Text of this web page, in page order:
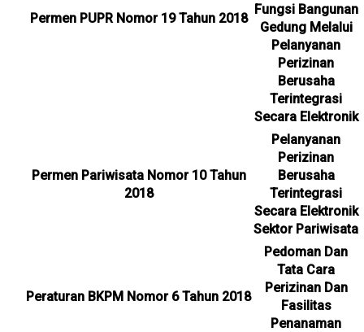
Permen PUPR Nomor 19 Tahun 2018
Fungsi Bangunan
Gedung Melalui
Pelanyanan
Perizinan
Berusaha
Terintegrasi
Secara Elektronik
Permen Pariwisata Nomor 10 Tahun
2018
Pelanyanan
Perizinan
Berusaha
Terintegrasi
Secara Elektronik
Sektor Pariwisata
Peraturan BKPM Nomor 6 Tahun 2018
Pedoman Dan
Tata Cara
Perizinan Dan
Fasilitas
Penanaman